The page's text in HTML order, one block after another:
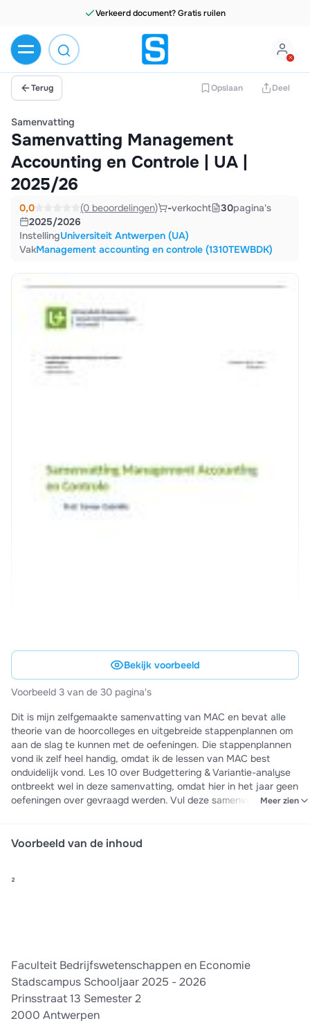
Verkeerd document? Gratis ruilen
Terug Opslaan Deel
Samenvatting
Samenvatting Management
Accounting en Controle | UA |
2025/26
0,0 (0 beoordelingen) -verkocht 30pagina's
2025/2026
InstellingUniversiteit Antwerpen (UA)
VakManagement accounting en controle (1310TEWBDK)
Bekijk voorbeeld
Voorbeeld 3 van de 30 pagina's
Dit is mijn zelfgemaakte samenvatting van MAC en bevat alle
theorie van de hoorcolleges en uitgebreide stappenplannen om
aan de slag te kunnen met de oefeningen. Die stappenplannen
vond ik zelf heel handig, omdat ik de lessen van MAC best
onduidelijk vond. Les 10 over Budgettering & Variantie-analyse
ontbreekt wel in deze samenvatting, omdat hier in het jaar geen
oefeningen over gevraagd werden. Vul deze samenvatting dus
Meer zien
Voorbeeld van de inhoud
²
Faculteit Bedrijfswetenschappen en Economie
Stadscampus Schooljaar 2025 - 2026
Prinsstraat 13 Semester 2
2000 Antwerpen